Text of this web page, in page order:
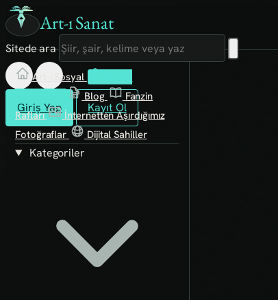
Art-ı Sanat
Sitede ara
Giriş Yap Kayıt Ol
Art-ı Sosyal
Blog
Fanzin
Rafları
İnternetten Aşırdığımız
Fotoğraflar
Dijital Sahiller
Kategoriler